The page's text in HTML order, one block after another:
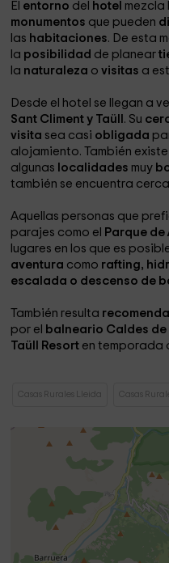
El entorno del hotel mezcla
monumentos que pueden
las habitaciones. De esta
la posibilidad de planear
la naturaleza ovisitas a
Desde el hotel se llegan a
Sant Climent y Taüll . Su
visita sea casi obligada
alojamiento. También
algunas localidades muy
también se encuentra
Aquellas personas que
parajes como el
Parque
lugares en los que es
aventura como rafting,
escalada o descenso de
También resulta
por el balneario Caldes de
Taüll Resort en temporada
Casas Rurales Lleida Casas